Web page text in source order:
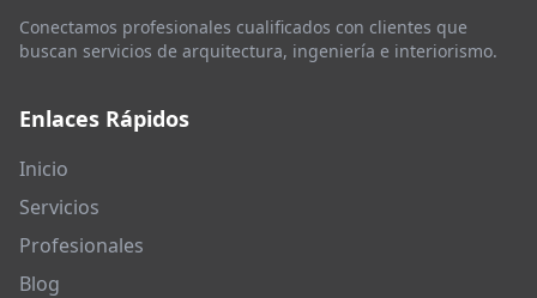
Conectamos profesionales cualificados con clientes que
buscan servicios de arquitectura, ingeniería e interiorismo.
Enlaces Rápidos
Inicio
Servicios
Profesionales
Blog